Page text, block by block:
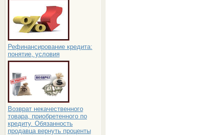
Рефинансирование кредита:
понятие, условия
Возврат некачественного
товара, приобретенного по
кредиту. Обязанность
продавца вернуть проценты